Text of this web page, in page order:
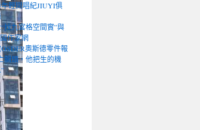
輕開唱紀JIUYI俱
找九宮格空間實”與
作家網
奧斯德零件報
頭，他把生的機
。